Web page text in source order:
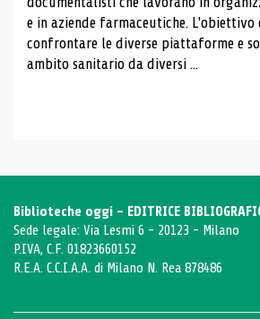
e in aziende farmaceutiche.
confrontare le diverse piattaforme e
ambito sanitario da diversi ...
Biblioteche oggi - EDITRICE
Sede legale: Via Lesmi 6 - 20123 - Milano
P.IVA, C.F. 01823660152
R.E.A. C.C.I.A.A. di Milano N. Rea 878486